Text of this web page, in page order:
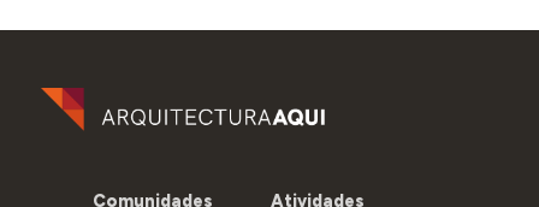
Comunidades Atividades